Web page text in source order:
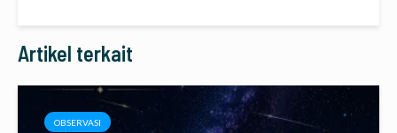
Artikel terkait
OBSERVASI